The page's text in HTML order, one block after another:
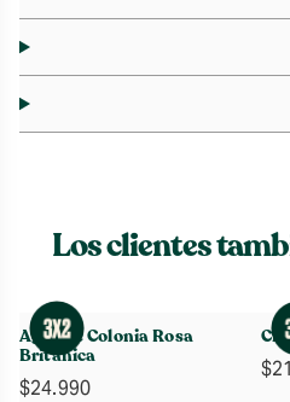
Los clientes
Agua de Colonia Rosa
Británica
$24.990
$